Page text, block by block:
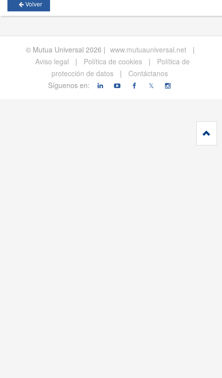
Volver
© Mutua Universal 2026 | www.mutuauniversal.net
|
Aviso legal
| Política de cookies |
Política de
protección de datos
|
Contáctanos
Síguenos en:
𝕏